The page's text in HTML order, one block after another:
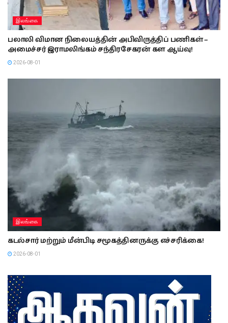
இலங்கை
பலாலி விமான நிலையத்தின் அபிவிருத்திப் பணிகள் –
அமைச்சர் இராமலிங்கம் சந்திரசேகரன் கள ஆய்வு!
2026-08-01
இலங்கை
கடல்சார் மற்றும் மீன்பிடி சமூகத்தினருக்கு எச்சரிக்கை!
2026-08-01